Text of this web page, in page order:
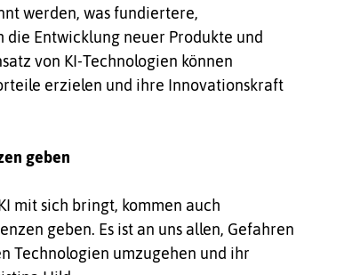
werden, was fundiertere,
Entwicklung neuer Produkte und
von KI-Technologien können
erzielen und ihre Innovationskraft
geben
mit sich bringt, kommen auch
geben. Es ist an uns allen, Gefahren
Technologien umzugehen und ihr